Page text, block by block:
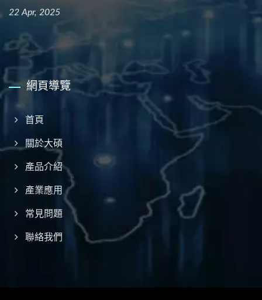
22 Apr, 2025
網頁導覽
首頁
關於大碩
產品介紹
產業應用
常見問題
聯絡我們